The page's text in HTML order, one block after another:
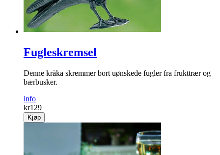
Fugleskremsel
Denne kråka skremmer bort uønskede fugler fra frukttrær og
bærbusker.
info
kr129
Kjøp